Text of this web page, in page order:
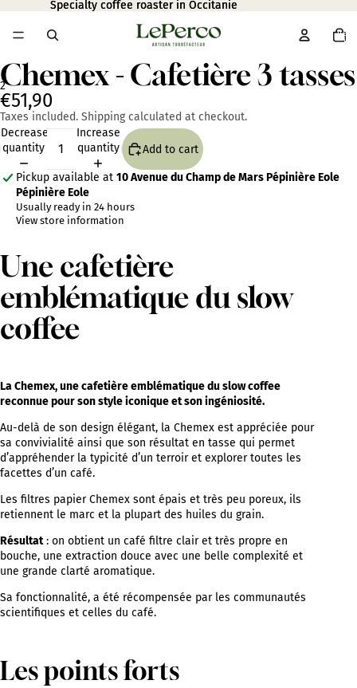
Specialty coffee roaster in Occitanie
Specialty coffee roaster in Occitanie
items
in
2
Open
image
in
screen
Open
image
in
screen
Chemex - Cafetière 3 tasses
€51,90
Taxes included. Shipping calculated at checkout.
Decrease
quantity
Increase
quantity
Add to cart
Pickup available at 10 Avenue du Champ de Mars Pépinière Eole
Pépinière Eole
Usually ready in 24 hours
View store information
Une cafetière
emblématique du slow
coffee
La Chemex, une cafetière emblématique du slow coffee
reconnue pour son style iconique et son ingéniosité.
Au-delà de son design élégant, la Chemex est appréciée pour
sa convivialité ainsi que son résultat en tasse qui permet
d’appréhender la typicité d’un terroir et explorer toutes les
facettes d’un café.
Les filtres papier Chemex sont épais et très peu poreux, ils
retiennent le marc et la plupart des huiles du grain.
Résultat: on obtient un café filtre clair et très propre en
bouche, une extraction douce avec une belle complexité et
une grande clarté aromatique.
Sa fonctionnalité, a été récompensée par les communautés
scientifiques et celles du café.
Les points forts